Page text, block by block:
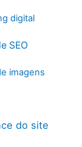
digital
SEO
imagens
do site